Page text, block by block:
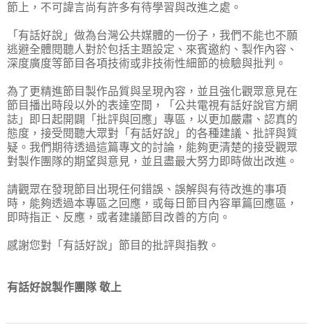
節上，不可諱言尚有許多有待學習與改進之處。
「有話好說」做為台灣公共媒體的一份子，我們不能也不願
逃避全體閱聽人對於包括主題設定、來賓邀約、製作內容、
深度廣度等節目各項技術或非技術性細節的檢驗與批判。
為了更精進節目製作品質與呈現內容，並且強化觀眾意見在
節目播出時段以外的表達空間，「公共電視有話好說官方網
誌」即日起開闢「批評與回應」專區，以更加嚴肅、認真的
態度，接受閱聽大眾對「有話好說」的各種建議、批評與質
疑。我們期待透過這篇專文的討論，能夠更清楚的接受觀眾
對製作團隊的期望與意見，並且盡最大努力即時做出改進。
請觀眾在發現節目出現任何錯誤、誤解與有待改進的事項
時，能夠透過本專區之回應，或每日節目內容單篇回應區，
即時指正、反應，或者建議節目改善的方向。
感謝您對「有話好說」節目的批評與指教。
有話好說製作團隊 敬上